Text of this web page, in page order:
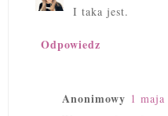
I taka jest.
Odpowiedz
Anonimowy 1